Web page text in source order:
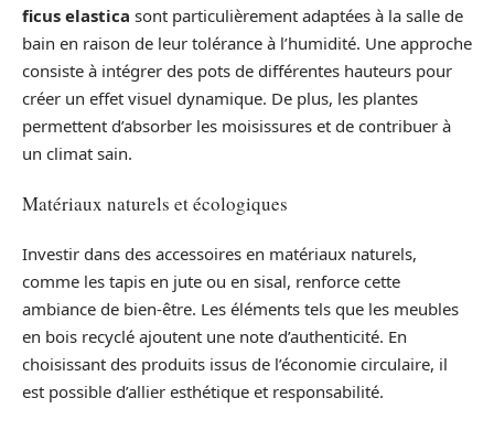
ficus elastica sont particulièrement adaptées à la salle de
bain en raison de leur tolérance à l’humidité. Une approche
consiste à intégrer des pots de différentes hauteurs pour
créer un effet visuel dynamique. De plus, les plantes
permettent d’absorber les moisissures et de contribuer à
un climat sain.
Matériaux naturels et écologiques
Investir dans des accessoires en matériaux naturels,
comme les tapis en jute ou en sisal, renforce cette
ambiance de bien-être. Les éléments tels que les meubles
en bois recyclé ajoutent une note d’authenticité. En
choisissant des produits issus de l’économie circulaire, il
est possible d’allier esthétique et responsabilité.